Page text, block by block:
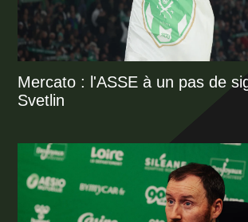
Mercato : l'ASSE à un pas de
Svetlin